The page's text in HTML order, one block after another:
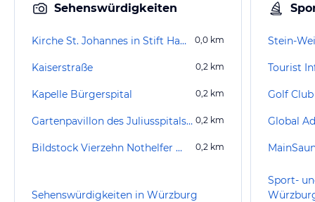
Sehenswürdigkeiten
Kirche St. Johannes in Stift Haug 0,0 km
Kaiserstraße 0,2 km
Kapelle Bürgerspital 0,2 km
Gartenpavillon des Juliusspitals Würzburg 0,2 km
Bildstock Vierzehn Nothelfer Würzburg 0,2 km
Sehenswürdigkeiten in Würzburg
Stein-
Golf
Sport-